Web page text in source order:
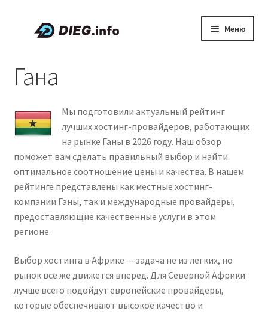
Перейти
Перейти
Меню
О проекте DIEG
Русский
Гана
Мы подготовили актуальный рейтинг
лучших хостинг-провайдеров, работающих
на рынке Ганы в 2026 году. Наш обзор
поможет вам сделать правильный выбор и найти
оптимальное соотношение цены и качества. В нашем
рейтинге представлены как местные хостинг-
компании Ганы, так и международные провайдеры,
предоставляющие качественные услуги в этом
регионе.
Выбор хостинга в Африке — задача не из легких, но
рынок все же движется вперед. Для Северной Африки
лучше всего подойдут европейские провайдеры,
которые обеспечивают высокое качество и